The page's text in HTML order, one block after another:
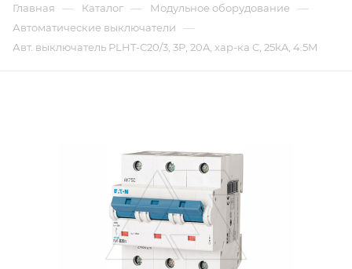
Главная — Каталог — Модульное оборудование —
Автоматические выключатели —
Авт. выключатель PLHT-C20/3, 3P, 20A, хар-ка C, 25kA, 4.5M